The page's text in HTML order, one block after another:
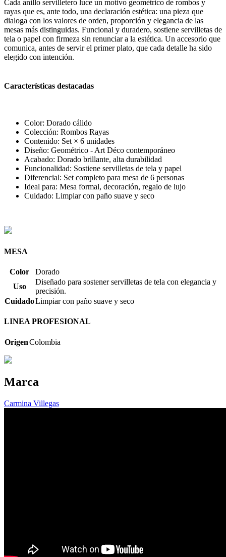
Cada anillo servilletero luce un motivo geométrico de rombos y
rayas que es, ante todo, una declaración estética: una pieza que
dialoga con los valores de orden, proporción y elegancia de las
mesas más distinguidas. Funcional y duradero, sostiene servilletas de
tela o papel con firmeza sin renunciar a la estética. Un accesorio que
comunica, antes de servir el primer plato, que cada detalle ha sido
elegido con intención.
Características destacadas
Color: Dorado cálido
Colección: Rombos Rayas
Contenido: Set × 6 unidades
Diseño: Geométrico - Art Déco contemporáneo
Acabado: Dorado brillante, alta durabilidad
Funcionalidad: Sostiene servilletas de tela y papel
Diferencial: Set completo para mesa de 6 personas
Ideal para: Mesa formal, decoración, regalo de lujo
Cuidado: Limpiar con paño suave y seco
MESA
Color
Dorado
Uso
Diseñado para sostener servilletas de tela con elegancia y
precisión.
CuidadoLimpiar con paño suave y seco
LINEA PROFESIONAL
OrigenColombia
Marca
Carmina Villegas